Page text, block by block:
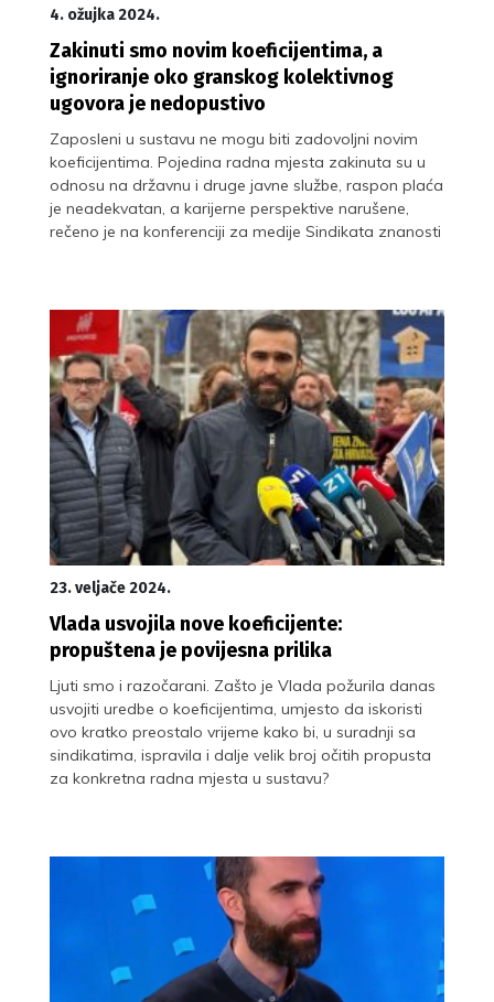
4. ožujka 2024.
Zakinuti smo novim koeficijentima, a
ignoriranje oko granskog kolektivnog
ugovora je nedopustivo
Zaposleni u sustavu ne mogu biti zadovoljni novim
koeficijentima. Pojedina radna mjesta zakinuta su u
odnosu na državnu i druge javne službe, raspon plaća
je neadekvatan, a karijerne perspektive narušene,
rečeno je na konferenciji za medije Sindikata znanosti
23. veljače 2024.
Vlada usvojila nove koeficijente:
propuštena je povijesna prilika
Ljuti smo i razočarani. Zašto je Vlada požurila danas
usvojiti uredbe o koeficijentima, umjesto da iskoristi
ovo kratko preostalo vrijeme kako bi, u suradnji sa
sindikatima, ispravila i dalje velik broj očitih propusta
za konkretna radna mjesta u sustavu?